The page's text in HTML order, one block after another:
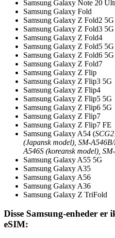
Samsung Galaxy Note 20
Samsung Galaxy Fold
Samsung Galaxy Z Fold2 5G
Samsung Galaxy Z Fold3 5G
Samsung Galaxy Z Fold4
Samsung Galaxy Z Fold5 5G
Samsung Galaxy Z Fold6 5G
Samsung Galaxy Z Fold7
Samsung Galaxy Z Flip
Samsung Galaxy Z Flip3 5G
Samsung Galaxy Z Flip4
Samsung Galaxy Z Flip5 5G
Samsung Galaxy Z Flip6 5G
Samsung Galaxy Z Flip7
Samsung Galaxy Z Flip7 FE
Samsung Galaxy A54 (
(Japansk model), SM-
A546S (koreansk model),
Samsung Galaxy A55 5G
Samsung Galaxy A35
Samsung Galaxy A56
Samsung Galaxy A36
Samsung Galaxy Z TriFold
Disse Samsung-enheder er
eSIM: